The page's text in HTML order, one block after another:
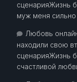
сценарияЖизнь
муж меня
Любовь
находили свою
сценарияЖизнь
счастливой